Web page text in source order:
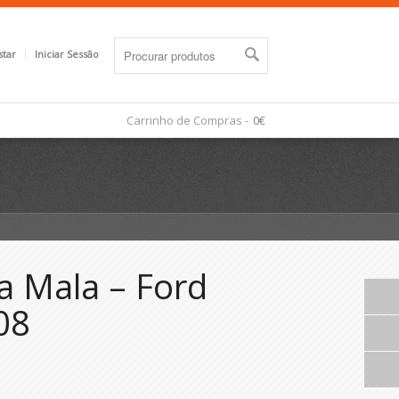
Iniciar Sessão
Carrinho de Compras - 0€
Mala – Ford